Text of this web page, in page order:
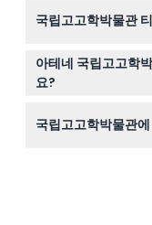
체어 이용이 가능
국립고고학박물관
티켓은 환불 불가
간에 맞춰 티켓을
아테네 국립고고학
요?
효한 신분증, 편한
국립고고학박물관